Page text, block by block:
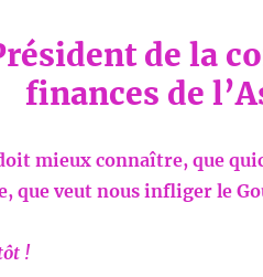
de la
finances de
mieux connaître, que
que veut nous infliger le
!